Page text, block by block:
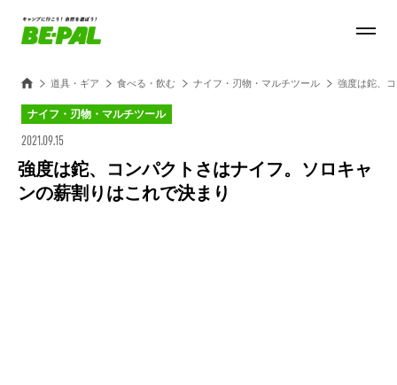
道具・ギア 食べる・飲む ナイフ・刃物・マルチツール 強度は鉈、
ナイフ・刃物・マルチツール
2021.09.15
強度は鉈、コンパクトさはナイフ。ソロキャ
ンの薪割りはこれで決まり